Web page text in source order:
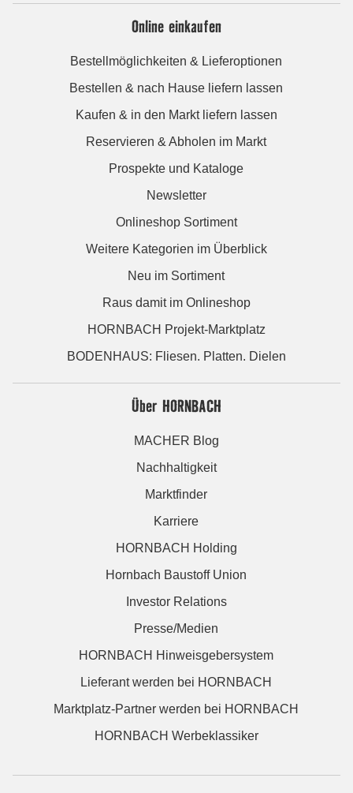
Online einkaufen
Bestellmöglichkeiten & Lieferoptionen
Bestellen & nach Hause liefern lassen
Kaufen & in den Markt liefern lassen
Reservieren & Abholen im Markt
Prospekte und Kataloge
Newsletter
Onlineshop Sortiment
Weitere Kategorien im Überblick
Neu im Sortiment
Raus damit im Onlineshop
HORNBACH Projekt-Marktplatz
BODENHAUS: Fliesen. Platten. Dielen
Über HORNBACH
MACHER Blog
Nachhaltigkeit
Marktfinder
Karriere
HORNBACH Holding
Hornbach Baustoff Union
Investor Relations
Presse/Medien
HORNBACH Hinweisgebersystem
Lieferant werden bei HORNBACH
Marktplatz-Partner werden bei HORNBACH
HORNBACH Werbeklassiker